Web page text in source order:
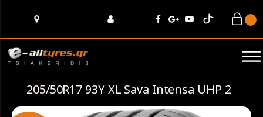
205/50R17 93Y XL Sava Intensa UHP 2